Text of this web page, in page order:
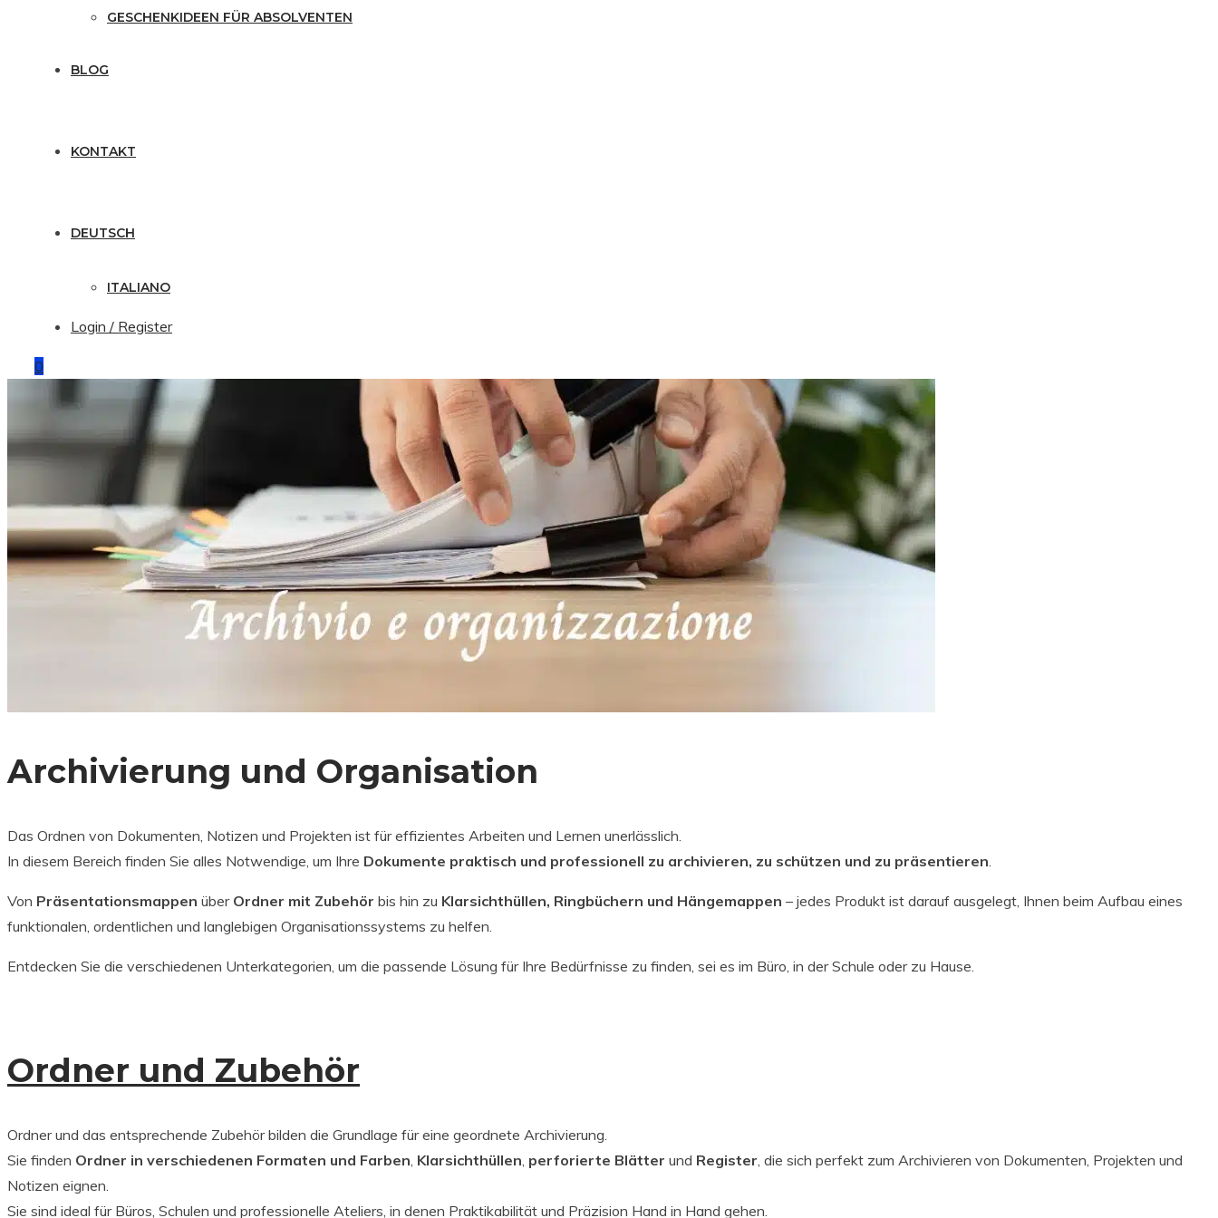
GESCHENKIDEEN FÜR ABSOLVENTEN
BLOG
KONTAKT
DEUTSCH
ITALIANO
Login / Register
0
Archivierung und Organisation
Das Ordnen von Dokumenten, Notizen und Projekten ist für effizientes Arbeiten und Lernen unerlässlich.
In diesem Bereich finden Sie alles Notwendige, um Ihre Dokumente praktisch und professionell zu archivieren, zu schützen und zu präsentieren
Von Präsentationsmappen über Ordner mit Zubehör bis hin zu Klarsichthüllen, Ringbüchern und Hängemappen – jedes Produkt ist darauf ausgelegt, Ihnen beim Aufbau eines
funktionalen, ordentlichen und langlebigen Organisationssystems zu helfen.
Entdecken Sie die verschiedenen Unterkategorien, um die passende Lösung für Ihre Bedürfnisse zu finden, sei es im Büro, in der Schule oder zu Hause.
Ordner und Zubehör
Ordner und das entsprechende Zubehör bilden die Grundlage für eine geordnete Archivierung.
Sie finden Ordner in verschiedenen Formaten und Farben Klarsichthüllen perforierte Blätter und Register , die sich perfekt zum Archivieren von Dokumenten, Projekten und
Notizen eignen.
Sie sind ideal für Büros, Schulen und professionelle Ateliers, in denen Praktikabilität und Präzision Hand in Hand gehen.